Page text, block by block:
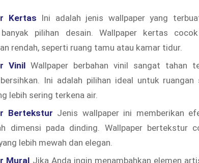
Kertas Ini adalah jenis wallpaper yang
pilihan desain. Wallpaper kertas
rendah, seperti ruang tamu atau kamar tidur.
Vinil Wallpaper berbahan vinil sangat tahan
Ini adalah pilihan ideal untuk
lebih sering terkena air.
Bertekstur Jenis wallpaper ini memberikan
dimensi pada dinding. Wallpaper bertekstur
lebih mewah dan elegan.
Mural Jika Anda ingin menambahkan elemen